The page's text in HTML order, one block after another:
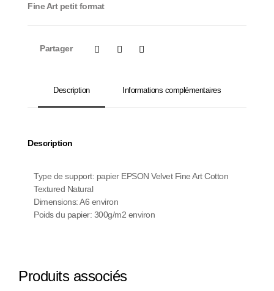
Fine Art petit format
Partager
Description Informations complémentaires
Description
Type de support: papier EPSON Velvet Fine Art Cotton
Textured Natural
Dimensions: A6 environ
Poids du papier: 300g/m2 environ
Produits associés